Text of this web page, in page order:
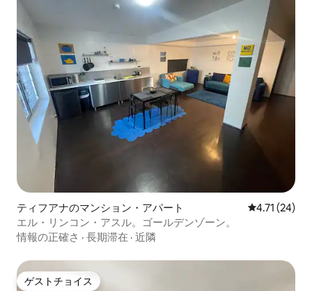
ティフアナのマンション・アパート レビュー24
4.71 (24)
エル・リンコン・アスル。ゴールデンゾーン。
情報の正確さ · 長期滞在 · 近隣
ゲストチョイス
ゲストチョイス